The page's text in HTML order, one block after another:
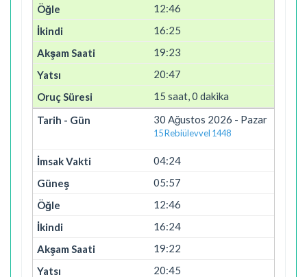
12:46
16:25
19:23
20:47
15 saat, 0 dakika
30 Ağustos 2026 - Pazar
15 Rebiülevvel 1448
04:24
05:57
12:46
16:24
19:22
20:45